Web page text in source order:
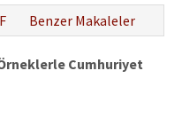
Benzer Makaleler
Cumhuriyet